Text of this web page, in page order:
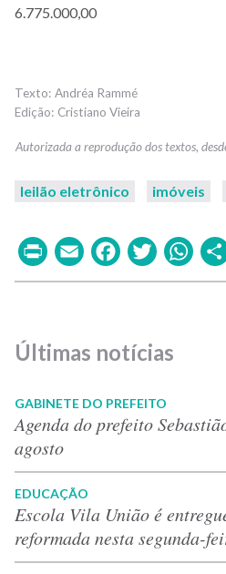
6.775.000,00
Andréa Rammé
Cristiano Vieira
leilão eletrônico imóveis
PrintEmail
Últimas notícias
GABINETE DO PREFEITO
Agenda do prefeito
agosto
EDUCAÇÃO
Escola Vila União é
reformada nesta segunda-